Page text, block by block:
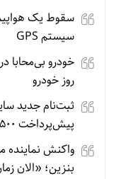
سقوط یک
سیستم‌ GPS
خودرو
روز خودرو
پیش‌پرداخت ۵۰۰ میلیونی
واکنش
بنزین؛ «الان